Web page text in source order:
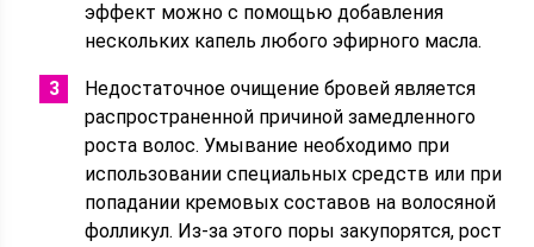
эффект можно с помощью добавления
нескольких капель любого эфирного масла.
Недостаточное очищение бровей является
распространенной причиной замедленного
роста волос. Умывание необходимо при
использовании специальных средств или при
попадании кремовых составов на волосяной
фолликул. Из-за этого поры закупорятся, рост